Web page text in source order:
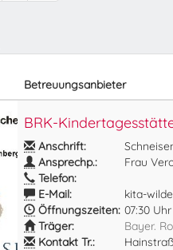
Betreuungsanbieter
BRK-
Anschrift:
Ansprechp.:
Frau
Telefon:
E-Mail:
kita-
Öffnungszeiten: 07:30
Träger:
Bayer.
Kontakt Tr.: